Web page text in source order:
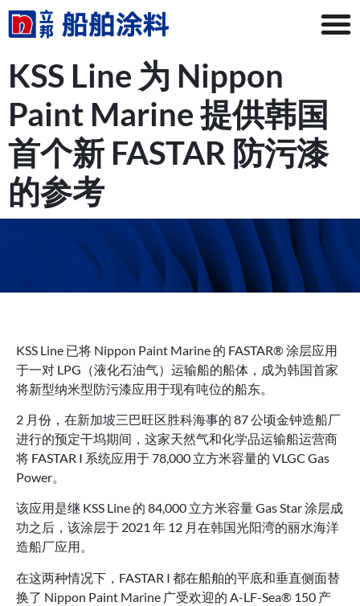
KSS Line 为 Nippon
Paint Marine 提供韩国
首个新 FASTAR 防污漆
的参考
KSS Line 已将 Nippon Paint Marine 的 FASTAR® 涂层应用
于一对 LPG（液化石油气）运输船的船体，成为韩国首家
将新型纳米型防污漆应用于现有吨位的船东。
2 月份，在新加坡三巴旺区胜科海事的 87 公顷金钟造船厂
进行的预定干坞期间，这家天然气和化学品运输船运营商
将 FASTAR I 系统应用于 78,000 立方米容量的 VLGC Gas
Power。
该应用是继 KSS Line 的 84,000 立方米容量 Gas Star 涂层成
功之后，该涂层于 2021 年 12 月在韩国光阳湾的丽水海洋
造船厂应用。
在这两种情况下，FASTAR I 都在船舶的平底和垂直侧面替
换了 Nippon Paint Marine 广受欢迎的 A-LF-Sea® 150 产